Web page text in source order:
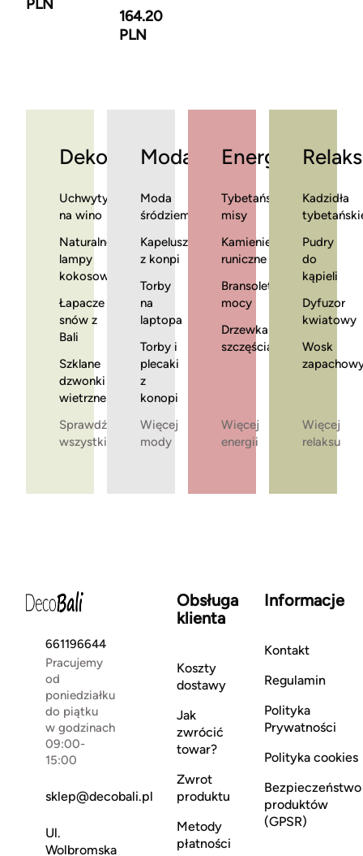
PLN
164.20
PLN
Dekoracje
Uchwyty
na wino
Naturalne
lampy
kokosowe
Łapacze
snów z
Bali
Szklane
dzwonki
wietrzne
Sprawdź
wszystkie
Moda
Moda
śródziemnomorska
Kapelusze
z konpi
Torby
na
laptopa
Torby i
plecaki
z
konopi
Więcej
mody
Energia
Tybetańskie
misy
Kamienie
runiczne
Bransoletki
mocy
Drzewka
szczęścia
Więcej
energii
Relaks
Kadzidła
Pudry
do
kąpieli
Dyfuzor
kwiatowy
Wosk
Więcej
relaksu
661196644
Pracujemy
od
poniedziałku
do piątku
w godzinach
09:00-
15:00
sklep@decobali.pl
Ul.
Wolbromska
Obsługa
klienta
Koszty
dostawy
Jak
zwrócić
towar?
Zwrot
produktu
Metody
płatności
Informacje
Kontakt
Regulamin
Polityka
Prywatności
Polityka cookies
Bezpieczeństwo
produktów
(GPSR)